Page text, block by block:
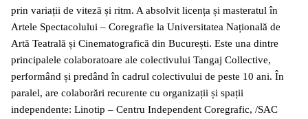
prin variații de viteză și ritm. A absolvit licența și masteratul în
Artele Spectacolului – Coregrafie la Universitatea Națională de
Artă Teatrală și Cinematografică din București. Este una dintre
principalele colaboratoare ale colectivului Tangaj Collective,
performând și predând în cadrul colectivului de peste 10 ani. În
paralel, are colaborări recurente cu organizații și spații
independente: Linotip – Centru Independent Coregrafic, /SAC